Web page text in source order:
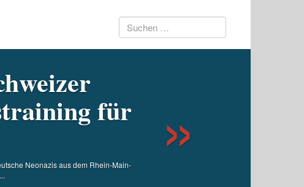
Suchen
für
Neonazis aus dem Rhein-Main-